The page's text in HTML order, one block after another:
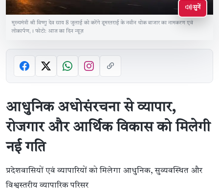
सुनें
मुख्यमंत्री श्री विष्णु देव साय 8 जुलाई को करेंगे डूमरतराई के नवीन थोक बाजार का नामकरण एवं
लोकार्पण,। फोटो: आज का दिन न्यूज़
आधुनिक अधोसंरचना से व्यापार,
रोजगार और आर्थिक विकास को मिलेगी
नई गति
प्रदेशवासियों एवं व्यापारियों को मिलेगा आधुनिक, सुव्यवस्थित और
विश्वस्तरीय व्यापारिक परिसर